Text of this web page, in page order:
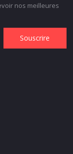
nos meilleures
Souscrire